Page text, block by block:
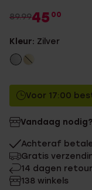
89.9945 00
Kleur: Zilver
Voor 17:00
Vandaag
Achteraf
Gratis
14 dagen
138 winkels